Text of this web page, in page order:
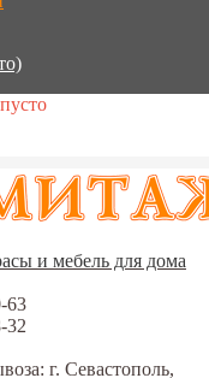
пусто
и мебель для дома
63
32
г. Севастополь,